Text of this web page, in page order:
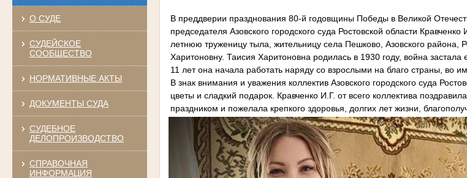
О СУДЕ
СУДЕЙСКОЕ
СООБЩЕСТВО
НОРМАТИВНЫЕ АКТЫ
ДОКУМЕНТЫ СУДА
СУДЕБНОЕ
ДЕЛОПРОИЗВОДСТВО
СПРАВОЧНАЯ
ИНФОРМАЦИЯ
В преддверии празднования 80-й годовщины Победы в Великой
председателя Азовского городского суда Ростовской области
летнюю труженицу тыла, жительницу села Пешково, Азовского района,
Харитоновну. Таисия Харитоновна родилась в 1930 году, война
11 лет она начала работать наряду со взрослыми на благо страны, во
В знак внимания и уважения коллектив Азовского городского суда
цветы и сладкий подарок. Кравченко И.Г. от всего коллектива
праздником и пожелала крепкого здоровья, долгих лет жизни,